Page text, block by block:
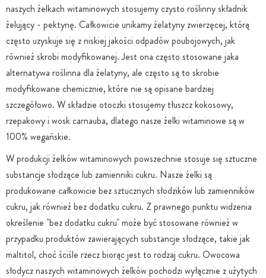
naszych żelkach witaminowych stosujemy czysto roślinny składnik
żelujący - pektynę. Całkowicie unikamy żelatyny zwierzęcej, którą
często uzyskuje się z niskiej jakości odpadów poubojowych, jak
również skrobi modyfikowanej. Jest ona często stosowane jaka
alternatywa roślinna dla żelatyny, ale często są to skrobie
modyfikowane chemicznie, które nie są opisane bardziej
szczegółowo. W składzie otoczki stosujemy tłuszcz kokosowy,
rzepakowy i wosk carnauba, dlatego nasze żelki witaminowe są w
100% wegańskie.
W produkcji żelków witaminowych powszechnie stosuje się sztuczne
substancje słodzące lub zamienniki cukru. Nasze żelki są
produkowane całkowicie bez sztucznych słodzików lub zamienników
cukru, jak również bez dodatku cukru. Z prawnego punktu widzenia
określenie "bez dodatku cukru" może być stosowane również w
przypadku produktów zawierających substancje słodzące, takie jak
maltitol, choć ściśle rzecz biorąc jest to rodzaj cukru. Owocowa
słodycz naszych witaminowych żelków pochodzi wyłącznie z użytych